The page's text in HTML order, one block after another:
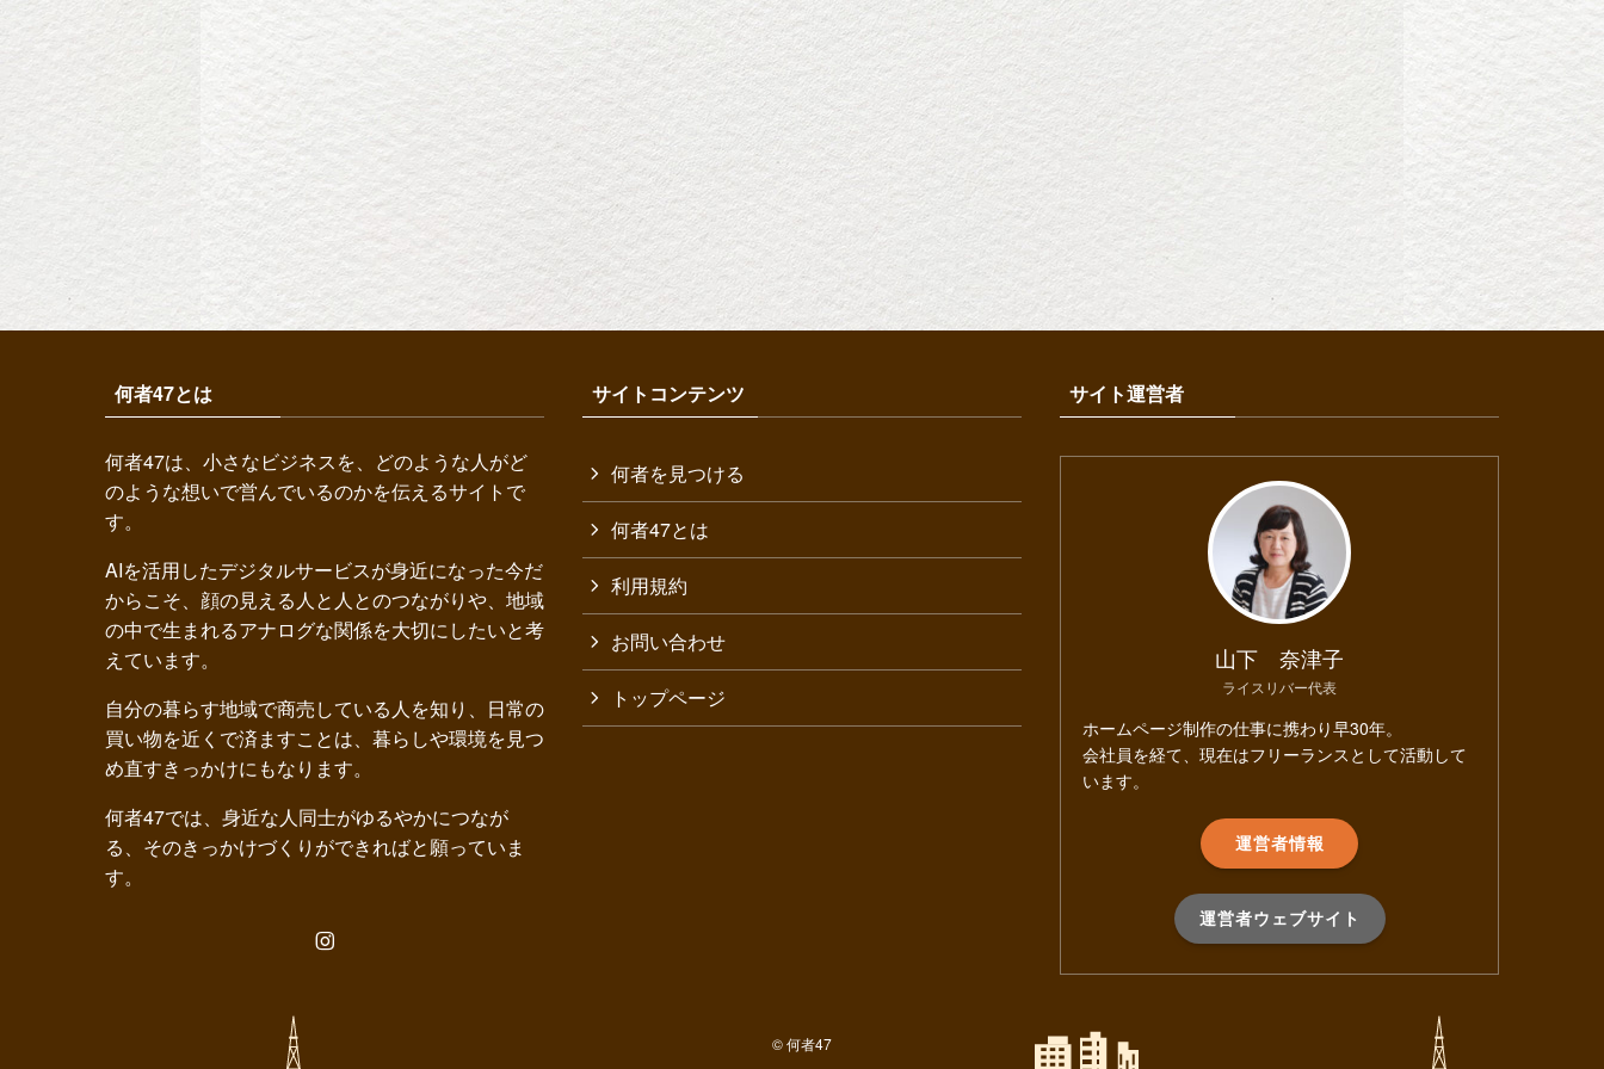
何者47とは
何者47は、小さなビジネスを、どのような人がど
のような想いで営んでいるのかを伝えるサイトで
す。
AIを活用したデジタルサービスが身近になった今だ
からこそ、顔の見える人と人とのつながりや、地域
の中で生まれるアナログな関係を大切にしたいと考
えています。
自分の暮らす地域で商売している人を知り、日常の
買い物を近くで済ますことは、暮らしや環境を見つ
め直すきっかけにもなります。
何者47では、身近な人同士がゆるやかにつなが
る、そのきっかけづくりができればと願っていま
す。
サイトコンテンツ
何者を見つける
何者47とは
利用規約
お問い合わせ
トップページ
サイト運営者
山下 奈津子
ライスリバー代表
ホームページ制作の仕事に携わり早30年。
会社員を経て、現在はフリーランスとして活動して
います。
運営者情報
運営者ウェブサイト
©何者47